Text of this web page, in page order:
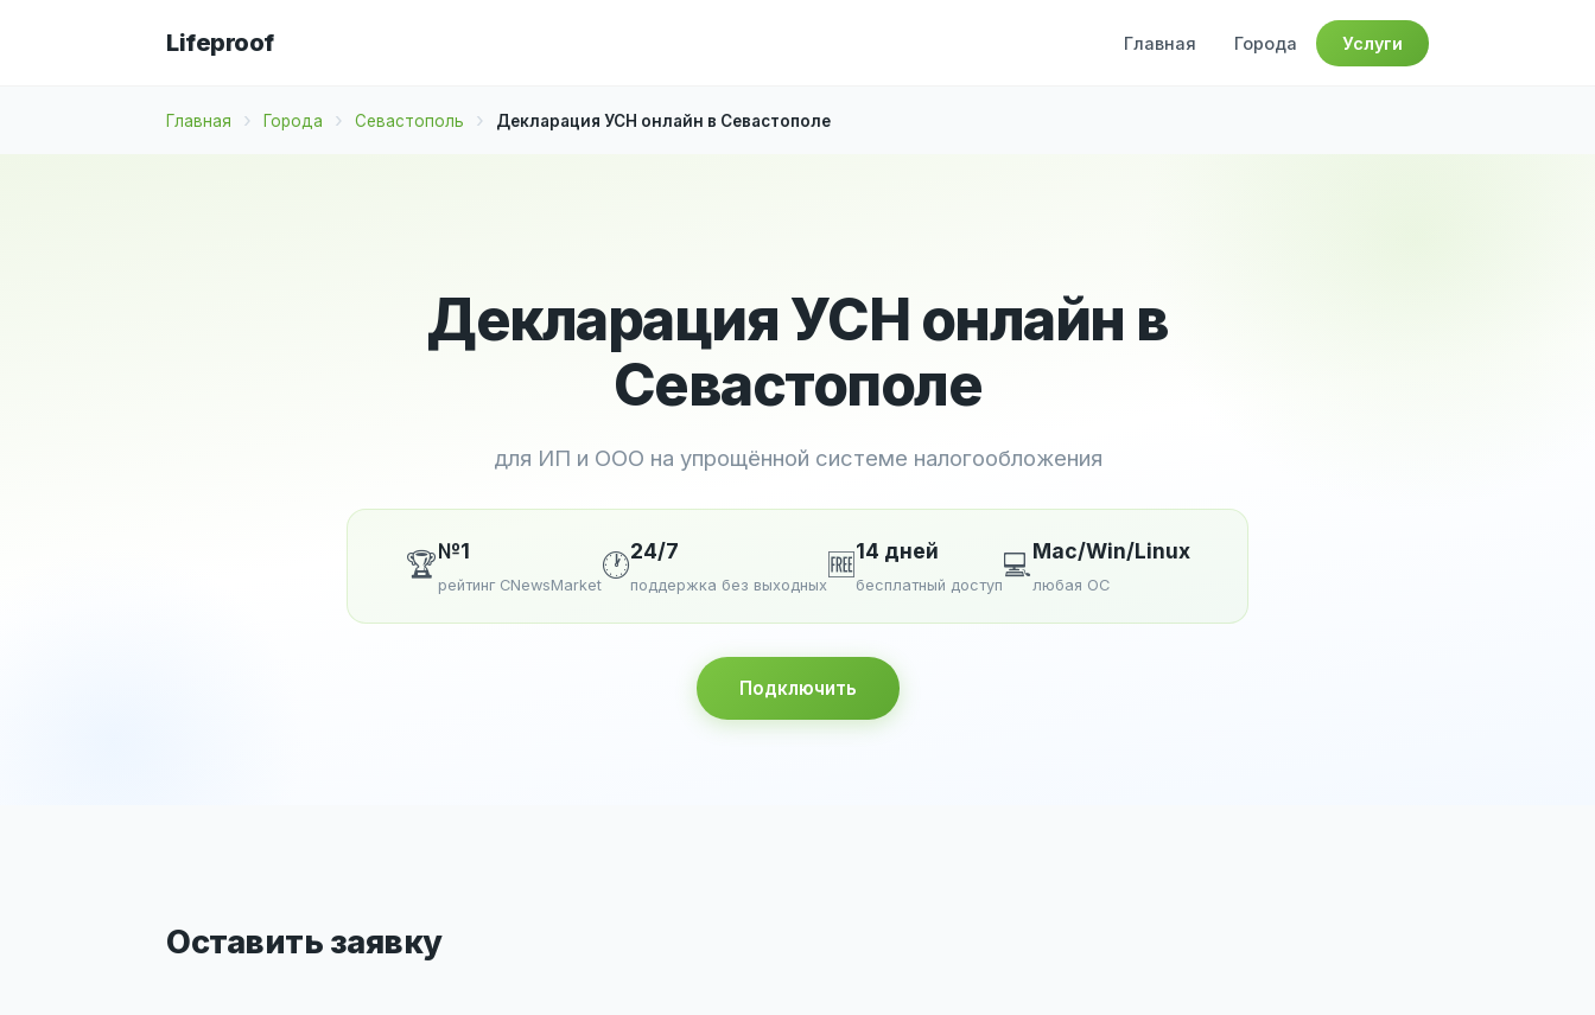
Lifeproof Главная Города Услуги
Главная Города Севастополь Декларация УСН онлайн в Севастополе
Декларация УСН онлайн в
Севастополе
для ИП и ООО на упрощённой системе налогообложения
🏆№1
рейтинг CNewsMarket
🕐24/7
поддержка без выходных
🆓14 дней
бесплатный доступ
💻Mac/Win/Linux
любая ОС
Подключить
Оставить заявку